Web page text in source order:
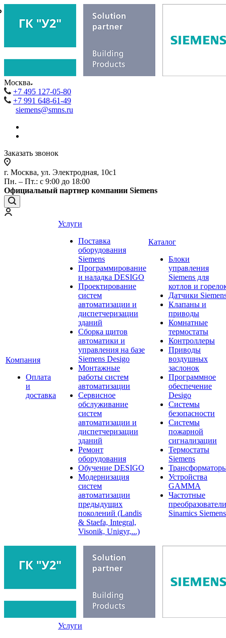
Москва
+7 495 127-05-80
+7 991 648-61-49
siemens@smns.ru
Заказать звонок
г. Москва, ул. Электродная, 10с1
Пн. – Пт.: с 9:00 до 18:00
Официальный партнер компании Siemens
Компания
Оплата
и
доставка
Услуги
Поставка
оборудования
Siemens
Программирование
и наладка DESIGO
Проектирование
систем
автоматизации и
диспетчеризации
зданий
Сборка щитов
автоматики и
управления на базе
Siemens Desigo
Монтажные
работы систем
автоматизации
Сервисное
обслуживание
систем
автоматизации и
диспетчеризации
зданий
Ремонт
оборудования
Обучение DESIGO
Модернизация
систем
автоматизации
предыдущих
поколений (Landis
& Staefa, Integral,
Visonik, Unigyr,...)
Каталог
Блоки
управления
Siemens для
котлов и
Датчики
Клапаны и
приводы
Комнатные
термостаты
Контроллеры
Приводы
воздушных
заслонок
Программное
обеспечение
Desigo
Системы
безопасности
Системы
пожарной
сигнализации
Термостаты
Siemens
Устройства
GAMMA
Частотные
преобразователи
Sinamics Siemens
Услуги